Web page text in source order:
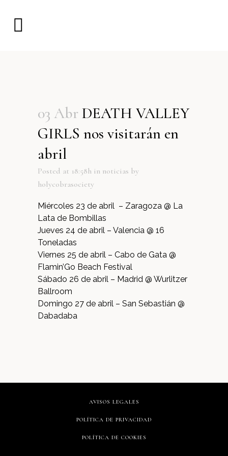
03 AbrDEATH VALLEY
GIRLS nos visitarán en
abril
Posted at 18:58h in noticias by
holycobrasociety
Miércoles 23 de abril – Zaragoza @ La
Lata de Bombillas
Jueves 24 de abril – Valencia @ 16
Toneladas
Viernes 25 de abril – Cabo de Gata @
Flamin’Go Beach Festival
Sábado 26 de abril – Madrid @ Wurlitzer
Ballroom
Domingo 27 de abril – San Sebastián @
Dabadaba
AVISOS LEGALES
POLÍTICA DE PRIVACIDAD
POLÍTICA DE COOKIES